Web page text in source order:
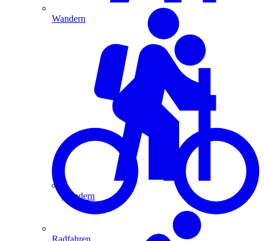
Wandern
Wandern